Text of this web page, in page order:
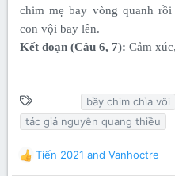
chim mẹ bay vòng quanh
con vội bay lên.
Kết đoạn (Câu 6, 7): Cảm
T
ừ
k
h
bầy chim chìa vôi
tác giả nguyễn quang thiều
R
Tiến 2021 and Vanhoctre